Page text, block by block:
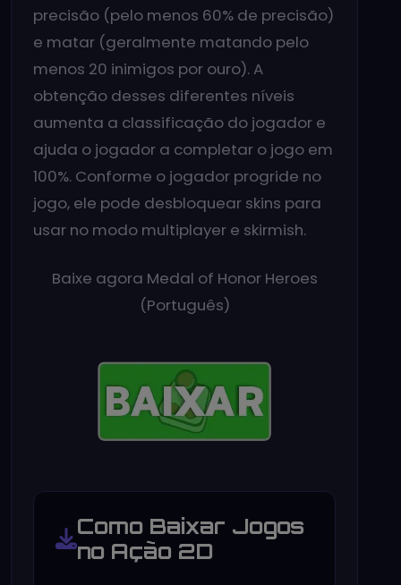
precisão (pelo menos 60% de precisão)
e matar (geralmente matando pelo
menos 20 inimigos por ouro). A
obtenção desses diferentes níveis
aumenta a classificação do jogador e
ajuda o jogador a completar o jogo em
100%. Conforme o jogador progride no
jogo, ele pode desbloquear skins para
usar no modo multiplayer e skirmish.
Baixe agora Medal of Honor Heroes
(Português)
Como Baixar Jogos
no Ação 2D